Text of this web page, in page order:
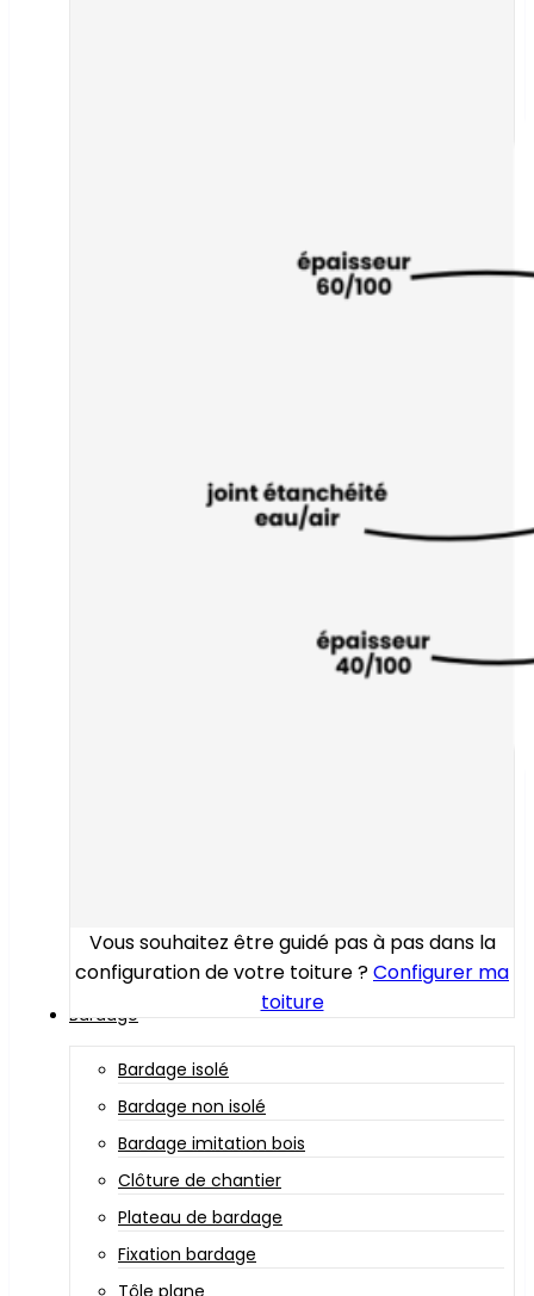
Vous souhaitez être guidé pas à pas dans la
configuration de votre toiture ?Configurer ma
toiture
Bardage
Bardage isolé
Bardage non isolé
Bardage imitation bois
Clôture de chantier
Plateau de bardage
Fixation bardage
Tôle plane